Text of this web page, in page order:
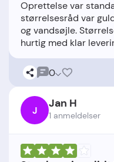
Oprettelse var
størrelsesråd var
og vandsøjle.
0
J Jan H
1 anmeldelser